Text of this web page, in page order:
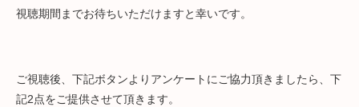
視聴期間までお待ちいただけますと幸いです。
ご視聴後、下記ボタンよりアンケートにご協力頂きましたら、下
記2点をご提供させて頂きます。